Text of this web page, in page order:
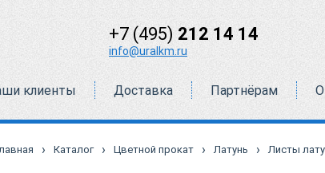
+7 (495) 212 14 14
info@uralkm.ru
клиенты Доставка Партнёрам
› Каталог › Цветной прокат › Латунь › Листы